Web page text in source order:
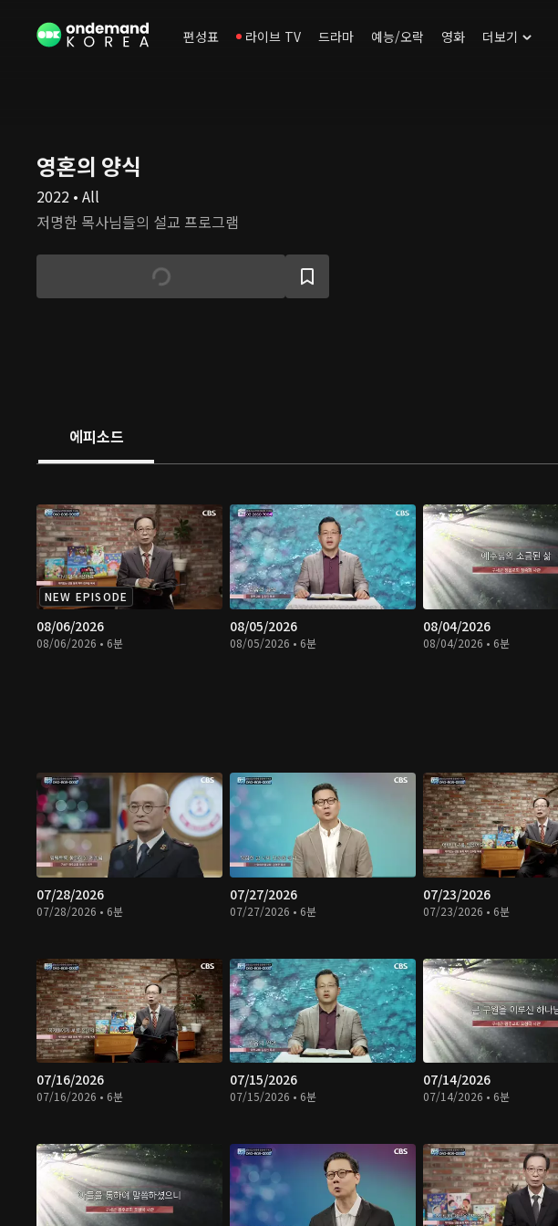
편성표 라이브 TV 드라마 예능/오락 영화 더보기
영혼의 양식
2022 • All
저명한 목사님들의 설교 프로그램
에피소드
NEW EPISODE
08/06/2026
08/06/2026 • 6분
08/05/2026
08/05/2026 • 6분
08/04/2026
08/04/2026 • 6분
07/28/2026
07/28/2026 • 6분
07/27/2026
07/27/2026 • 6분
07/23/2026
07/23/2026 • 6분
07/16/2026
07/16/2026 • 6분
07/15/2026
07/15/2026 • 6분
07/14/2026
07/14/2026 • 6분